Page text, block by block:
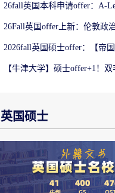
26fall英国本科申请offer：A-
26Fall英国offer上新：伦敦政
2026fall英国硕士offer：【帝国
【牛津大学】硕士offer+1！
英国硕士